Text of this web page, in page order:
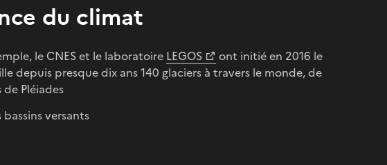
du climat
le CNES et le laboratoire LEGOS
ont initié en 2016 le
depuis presque dix ans 140 glaciers à travers le monde, de
de Pléiades
versants